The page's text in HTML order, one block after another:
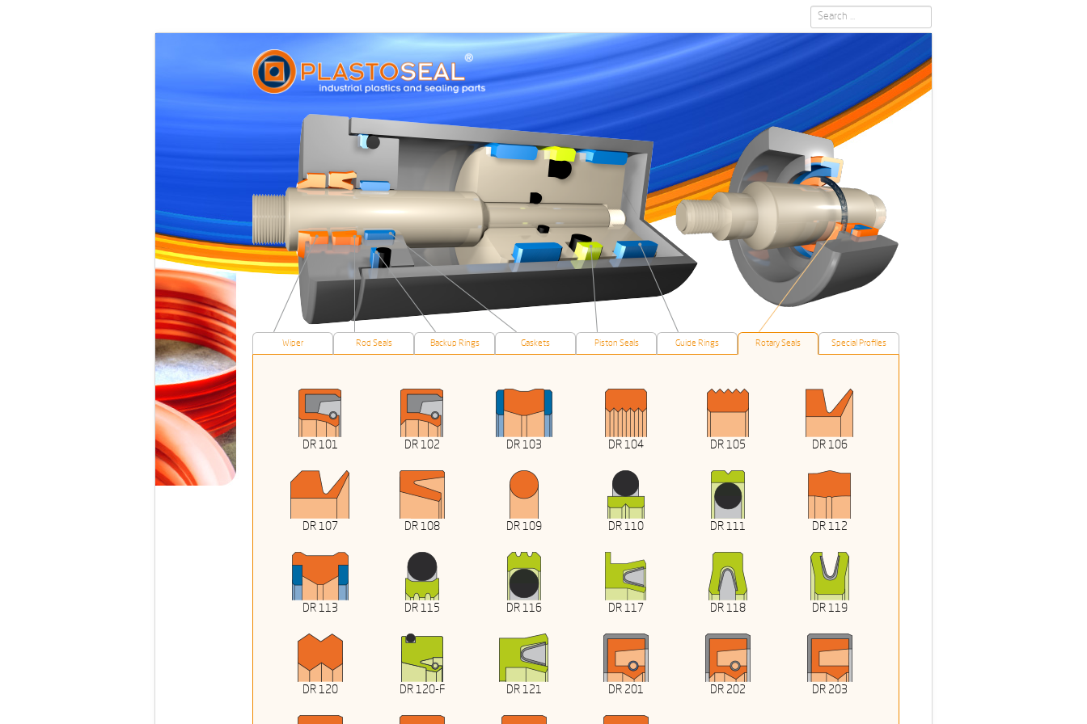
Search
...
Wiper Rod Seals Backup Rings Gaskets Piston Seals Guide Rings Rotary Seals Special Profiles
DR 101 DR 102 DR 103 DR 104 DR 105 DR 106
DR 107 DR 108 DR 109 DR 110 DR 111 DR 112
DR 113 DR 115 DR 116 DR 117 DR 118 DR 119
DR 120 DR 120-F DR 121 DR 201 DR 202 DR 203